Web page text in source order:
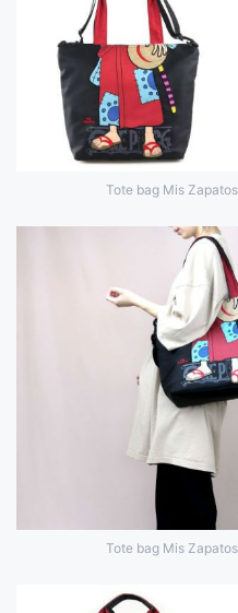
Tote bag Mis
Tote bag Mis